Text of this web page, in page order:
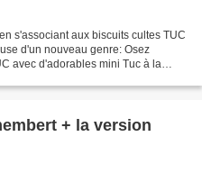
s'associant aux biscuits cultes TUC
d'un nouveau genre: Osez
avec d'adorables mini Tuc à la
+ la version